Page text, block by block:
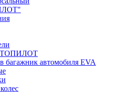
багажник автомобиля EVA